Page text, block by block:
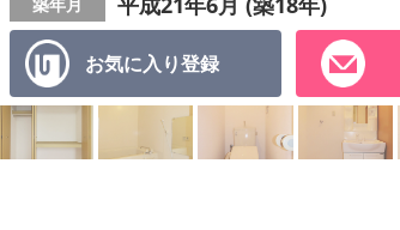
お気に入り登録